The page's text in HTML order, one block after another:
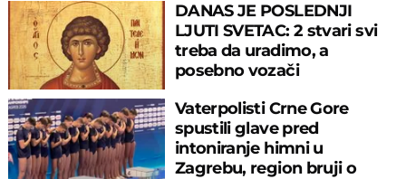
DANAS JE POSLEDNJI
LJUTI SVETAC: 2 stvari svi
treba da uradimo, a
posebno vozači
Vaterpolisti Crne Gore
spustili glave pred
intoniranje himni u
Zagrebu, region bruji o